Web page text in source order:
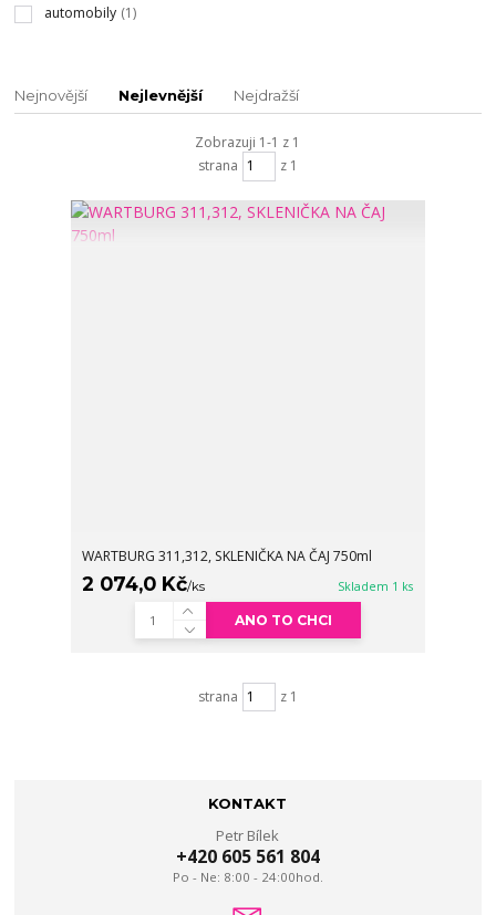
automobily (1)
Nejnovější Nejlevnější Nejdražší
Zobrazuji 1-1 z 1
strana
z 1
WARTBURG 311,312, SKLENIČKA NA ČAJ 750ml
2 074,0 Kč/ks Skladem 1 ks
ANO TO CHCI
strana z 1
KONTAKT
Petr Bílek
+420 605 561 804
Po - Ne: 8:00 - 24:00hod.